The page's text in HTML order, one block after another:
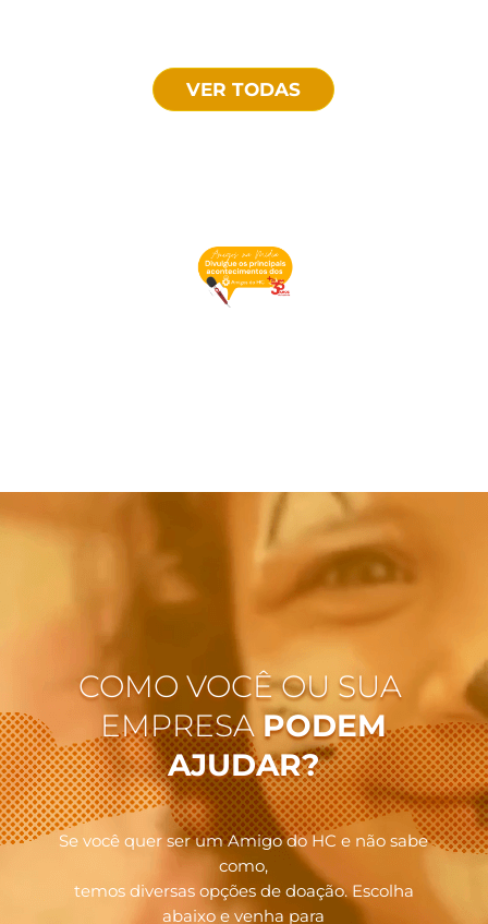
VER TODAS
COMO VOCÊ OU SUA
EMPRESA PODEM
AJUDAR?
Se você quer ser um Amigo do HC e não sabe
como,
temos diversas opções de doação. Escolha
abaixo e venha para